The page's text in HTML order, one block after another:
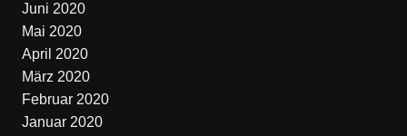
Juni 2020
Mai 2020
April 2020
März 2020
Februar 2020
Januar 2020